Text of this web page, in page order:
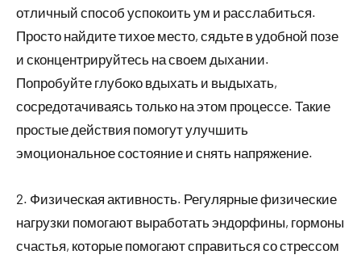
отличный способ успокоить ум и расслабиться.
Просто найдите тихое место, сядьте в удобной позе
и сконцентрируйтесь на своем дыхании.
Попробуйте глубоко вдыхать и выдыхать,
сосредотачиваясь только на этом процессе. Такие
простые действия помогут улучшить
эмоциональное состояние и снять напряжение.
2. Физическая активность. Регулярные физические
нагрузки помогают выработать эндорфины, гормоны
счастья, которые помогают справиться со стрессом